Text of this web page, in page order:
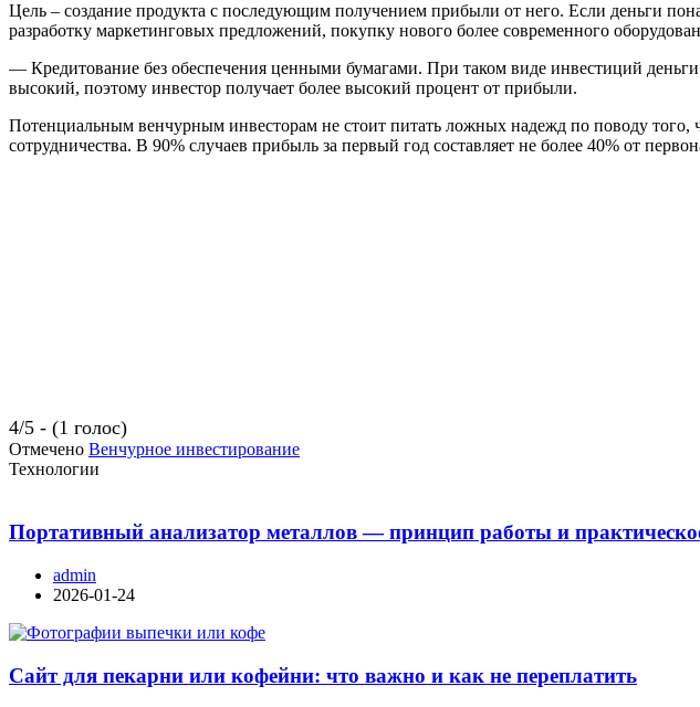
Цель – создание продукта с последующим получением прибыли от него. Если деньги
разработку маркетинговых предложений, покупку нового более современного
— Кредитование без обеспечения ценными бумагами. При таком виде инвестиций
высокий, поэтому инвестор получает более высокий процент от прибыли.
Потенциальным венчурным инвесторам не стоит питать ложных надежд по поводу
сотрудничества. В 90% случаев прибыль за первый год составляет не более 40% от
4/5 - (1 голос)
Отмечено Венчурное инвестирование
Технологии
Портативный анализатор металлов — принцип работы и
admin
2026-01-24
Сайт для пекарни или кофейни: что важно и как не переплатить